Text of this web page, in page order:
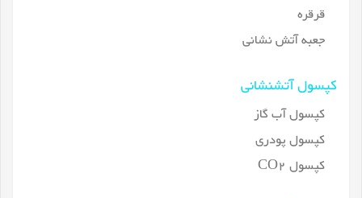
قرقره
جعبه آتش نشانی
کپسول آتشنشانی
کپسول آب گاز
کپسول پودری
کپسول CO2